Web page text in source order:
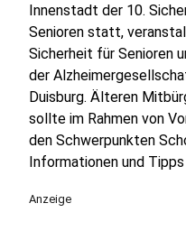
Innenstadt der 10.
Senioren statt,
Sicherheit für Senioren
der
Duisburg. Älteren
sollte im Rahmen von
den Schwerpunkten
Informationen und
Anzeige